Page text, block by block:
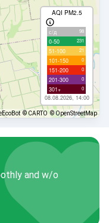
AQI PM2.5
с/д 98
0-50 231
51-100 21
101-150 0
151-200 0
201-300 0
301+ 0
08.08.2026, 14:00
© CARTO © OpenStreetMap
and w/o